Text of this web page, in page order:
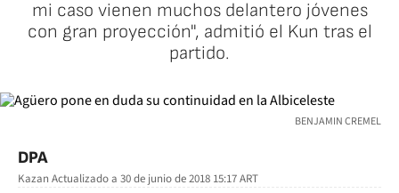
mi caso vienen muchos delantero jóvenes
con gran proyección", admitió el Kun tras el
partido.
BENJAMIN CREMEL
DPA
Kazan Actualizado a 30 de junio de 2018 15:17ART